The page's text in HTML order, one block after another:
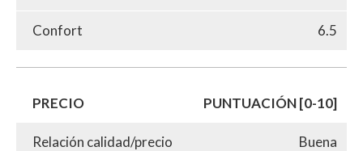
Confort 6.5
PRECIO PUNTUACIÓN [0-10]
Relación calidad/precio Buena